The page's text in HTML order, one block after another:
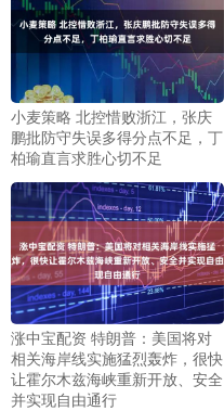
小麦策略 北控惜败浙江，张庆
鹏批防守失误多得分点不足，丁
柏瑜直言求胜心切不足
涨中宝配资 特朗普：美国将对
相关海岸线实施猛烈轰炸，很快
让霍尔木兹海峡重新开放、安全
并实现自由通行